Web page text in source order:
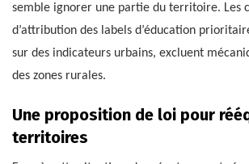
semble ignorer une partie du territoire. Les
d’attribution des labels d’éducation
sur des indicateurs urbains, excluent
des zones rurales.
Une proposition de loi pour
territoires